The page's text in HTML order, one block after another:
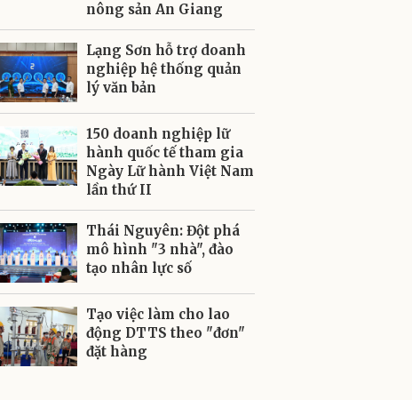
nông sản An Giang
Lạng Sơn hỗ trợ doanh
nghiệp hệ thống quản
lý văn bản
150 doanh nghiệp lữ
hành quốc tế tham gia
Ngày Lữ hành Việt Nam
lần thứ II
Thái Nguyên: Đột phá
mô hình "3 nhà", đào
tạo nhân lực số
Tạo việc làm cho lao
động DTTS theo "đơn"
đặt hàng